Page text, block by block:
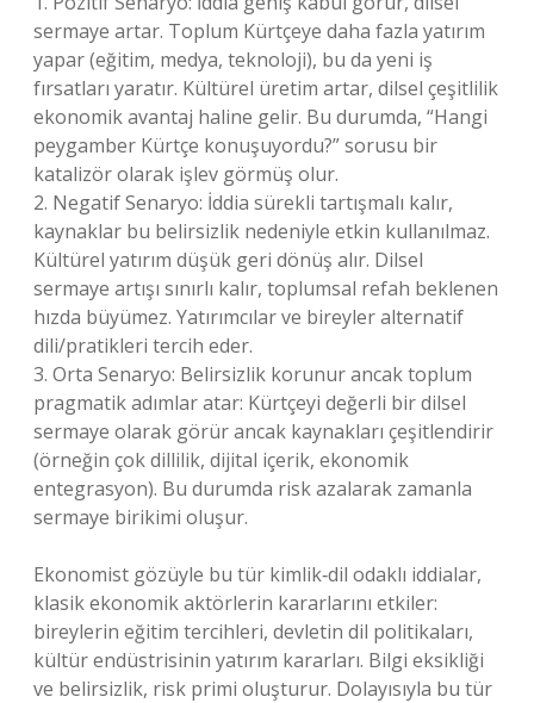
sermaye artar. Toplum Kürtçeye daha fazla yatırım
yapar (eğitim, medya, teknoloji), bu da yeni iş
fırsatları yaratır. Kültürel üretim artar, dilsel çeşitlilik
ekonomik avantaj haline gelir. Bu durumda, “Hangi
peygamber Kürtçe konuşuyordu?” sorusu bir
katalizör olarak işlev görmüş olur.
2. Negatif Senaryo: İddia sürekli tartışmalı kalır,
kaynaklar bu belirsizlik nedeniyle etkin kullanılmaz.
Kültürel yatırım düşük geri dönüş alır. Dilsel
sermaye artışı sınırlı kalır, toplumsal refah beklenen
hızda büyümez. Yatırımcılar ve bireyler alternatif
dili/pratikleri tercih eder.
3. Orta Senaryo: Belirsizlik korunur ancak toplum
pragmatik adımlar atar: Kürtçeyi değerli bir dilsel
sermaye olarak görür ancak kaynakları çeşitlendirir
(örneğin çok dillilik, dijital içerik, ekonomik
entegrasyon). Bu durumda risk azalarak zamanla
sermaye birikimi oluşur.
Ekonomist gözüyle bu tür kimlik‑dil odaklı iddialar,
klasik ekonomik aktörlerin kararlarını etkiler:
bireylerin eğitim tercihleri, devletin dil politikaları,
kültür endüstrisinin yatırım kararları. Bilgi eksikliği
ve belirsizlik, risk primi oluşturur. Dolayısıyla bu tür